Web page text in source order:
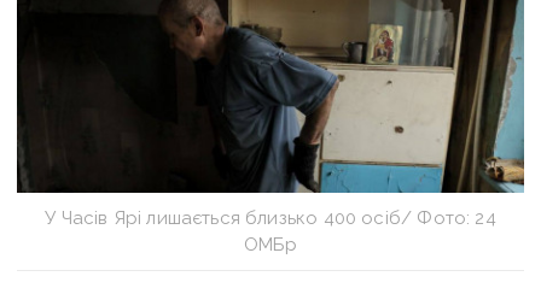
У Часів Ярі лишається близько 400 осіб/ Фото: 24
ОМБр